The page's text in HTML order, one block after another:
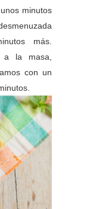
minutos
más.
a la masa,
con un